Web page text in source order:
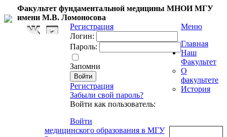
Факультет фундаментальной медицины МНОИ МГУ
имени М.В. Ломоносова
Регистрация
Логин:
Пароль:
Запомни
Регистрация
Забыли свой пароль?
Войти как пользователь:
Войти
Меню
Главная
Наш
Факультет
О
факультете
История
медицинского образования в МГУ